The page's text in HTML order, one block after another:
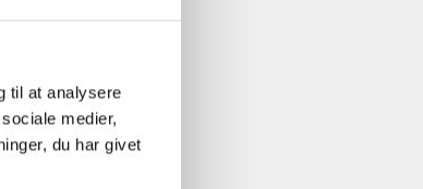
til at analysere
medier,
du har givet